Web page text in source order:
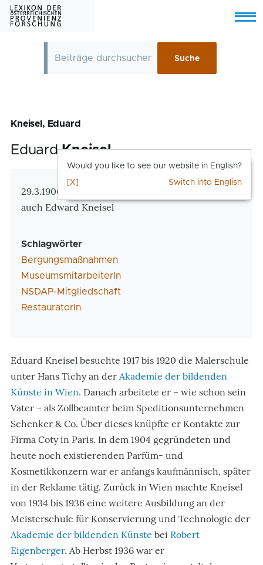
Skip to main content
Menu
Kneisel, Eduard
EduardKneisel
Zusatzinformationen
29.3.1900 Wien – März 1981 New York
auch Edward Kneisel
Schlagwörter
Bergungsmaßnahmen
MuseumsmitarbeiterIn
NSDAP-Mitgliedschaft
RestauratorIn
Eduard Kneisel besuchte 1917 bis 1920 die Malerschule
unter Hans Tichy an der Akademie der bildenden
Künste in Wien. Danach arbeitete er – wie schon sein
Vater – als Zollbeamter beim Speditionsunternehmen
Schenker & Co. Über dieses knüpfte er Kontakte zur
Firma Coty in Paris. In dem 1904 gegründeten und
heute noch existierenden Parfüm- und
Kosmetikkonzern war er anfangs kaufmännisch, später
in der Reklame tätig. Zurück in Wien machte Kneisel
von 1934 bis 1936 eine weitere Ausbildung an der
Meisterschule für Konservierung und Technologie der
Akademie der bildenden Künste bei Robert
Eigenberger. Ab Herbst 1936 war er
Would you like to see our website in English?
Switch into English
[X]